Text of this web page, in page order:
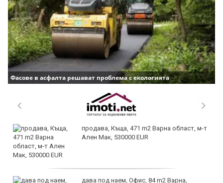
Фасове в асфалта решават проблема с екологията
продава, Къща, 471 m2 Варна област, м-т
Ален Мак, 530000 EUR
дава под наем, Офис, 84 m2 Варна,